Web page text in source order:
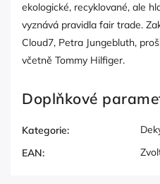
ekologické, recyklované, ale
vyznává pravidla fair trade.
Cloud7, Petra Jungebluth,
včetně Tommy Hilfiger.
Doplňkové
Kategorie:
EAN: